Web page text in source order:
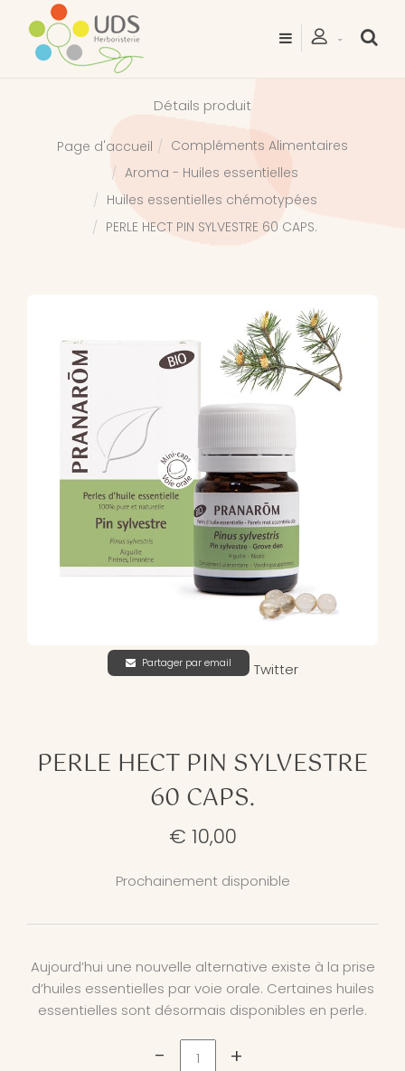
Détails produit
Page d'accueil
Compléments Alimentaires
Aroma - Huiles essentielles
Huiles essentielles chémotypées
PERLE HECT PIN SYLVESTRE 60 CAPS.
Partager par email Twitter
PERLE HECT PIN SYLVESTRE
60 CAPS.
€ 10,00
Prochainement disponible
Aujourd’hui une nouvelle alternative existe à la prise
d’huiles essentielles par voie orale. Certaines huiles
essentielles sont désormais disponibles en perle.
- +